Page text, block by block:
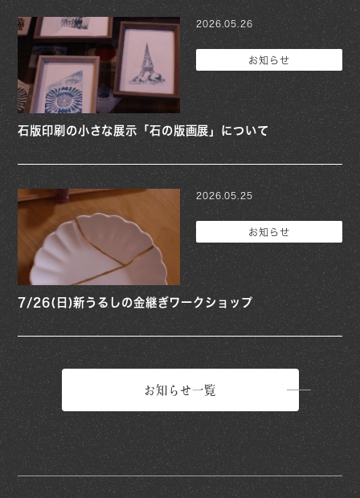
2026.05.26
お知らせ
石版印刷の小さな展示「石の版画展」について
2026.05.25
お知らせ
7/26(日)新うるしの金継ぎワークショップ
お知らせ一覧